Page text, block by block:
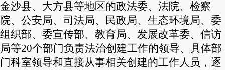
金沙县、大方县等地区的政法委、法院、检察
院、公安局、司法局、民政局、生态环境局、委
组织部、委宣传部、教育局、发展改革委、信访
局等20个部门负责法治创建工作的领导、具体部
门科室领导和直接从事相关创建的工作人员，逐